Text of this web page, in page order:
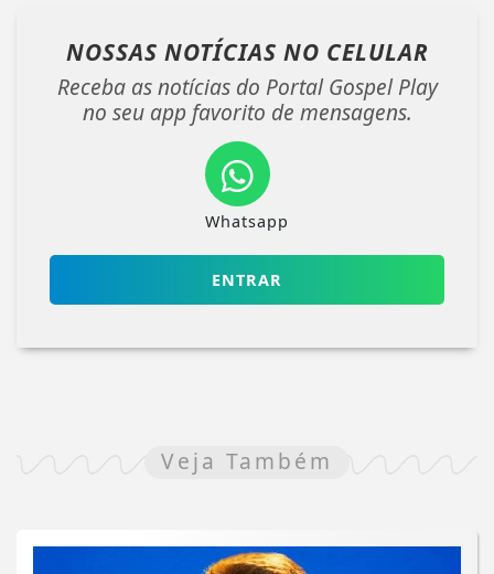
NOSSAS NOTÍCIAS NO CELULAR
Receba as notícias do Portal Gospel Play
no seu app favorito de mensagens.
Whatsapp
ENTRAR
Veja Também